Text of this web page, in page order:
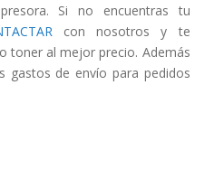
Si no encuentras tu
con nosotros y te
toner al mejor precio. Además
gastos de envío para pedidos